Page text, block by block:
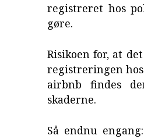
registreret hos
gøre.
Risikoen for, at
registreringen
airbnb findes
skaderne.
Så endnu